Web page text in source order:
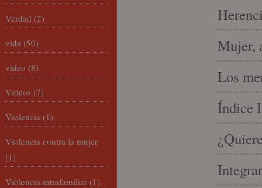
Mujer,
Los
Índice
Verdad (2)
vida (50)
video (8)
Vídeos (7)
Violencia (1)
Violencia contra la mujer
(1)
Violencia intrafamiliar (1)